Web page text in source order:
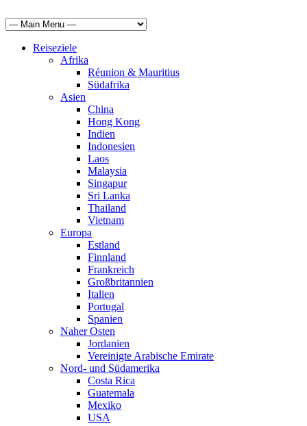
Reiseziele
Afrika
Réunion & Mauritius
Südafrika
Asien
China
Hong Kong
Indien
Indonesien
Laos
Malaysia
Singapur
Sri Lanka
Thailand
Vietnam
Europa
Estland
Finnland
Frankreich
Großbritannien
Italien
Portugal
Spanien
Naher Osten
Jordanien
Vereinigte Arabische Emirate
Nord- und Südamerika
Costa Rica
Guatemala
Mexiko
USA